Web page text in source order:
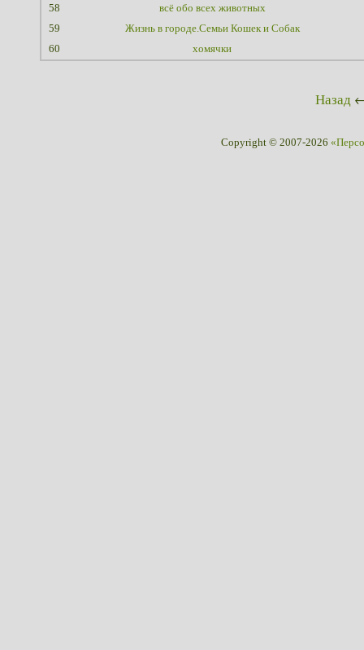
58
всё обо всех животных
59
Жизнь в городе.Семьи Кошек и Собак
60
хомячки
Назад
Copyright © 2007-2026